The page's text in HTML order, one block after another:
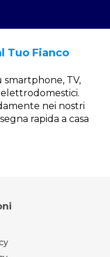
Tuo Fianco
TV,
nei nostri
rapida a casa